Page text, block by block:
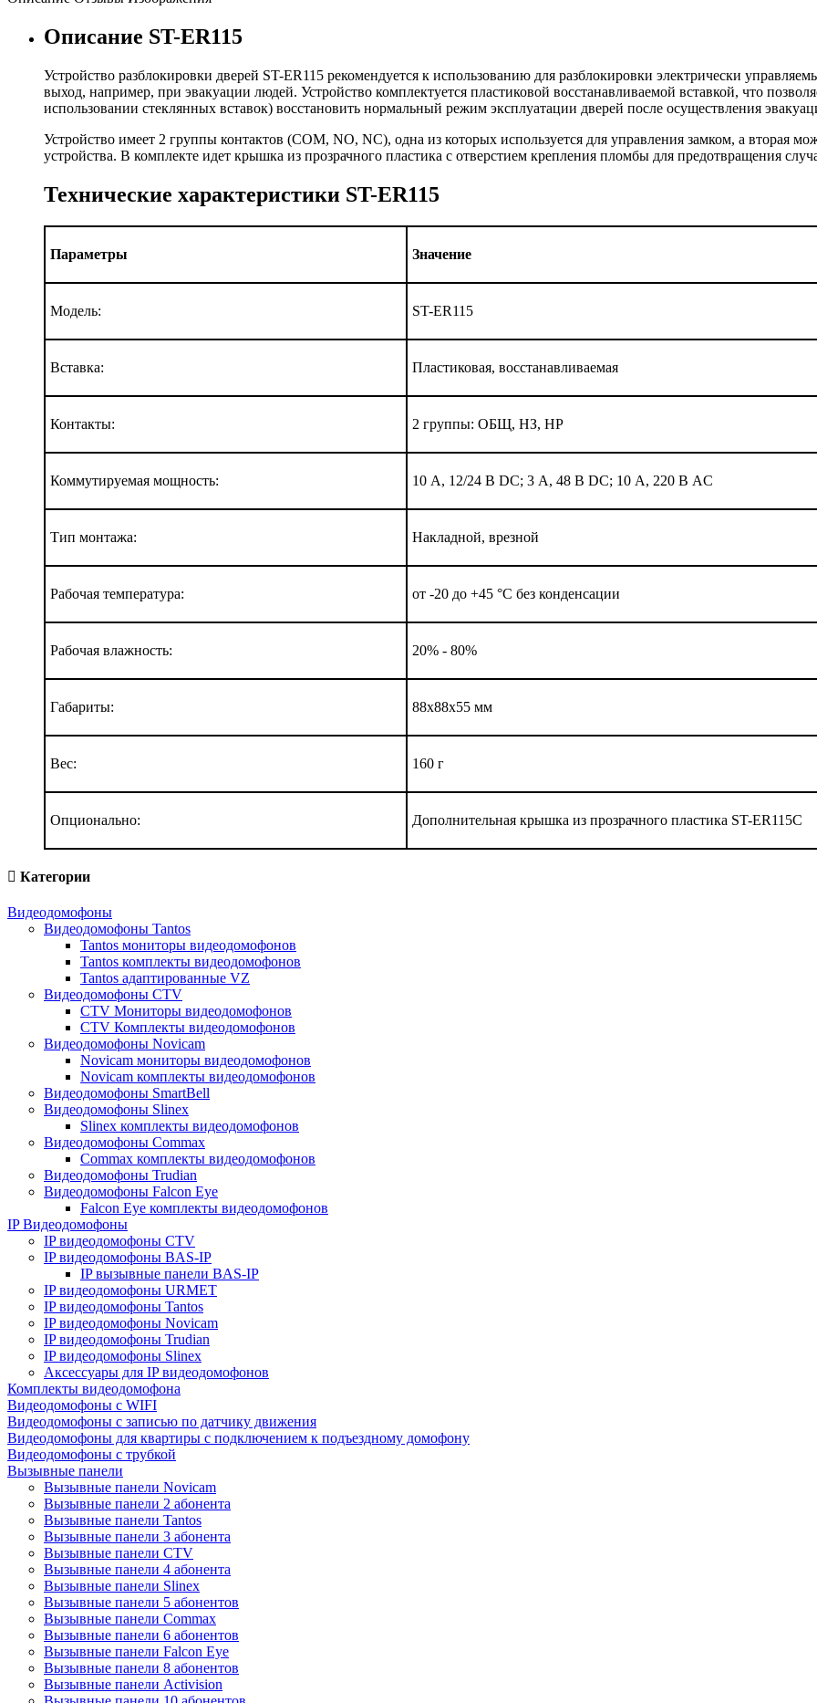
Описание ST-ER115
Устройство разблокировки дверей ST-ER115 рекомендуется к использованию для разблокировки электрически
выход, например, при эвакуации людей. Устройство комплектуется пластиковой восстанавливаемой вставкой, что
использовании стеклянных вставок) восстановить нормальный режим эксплуатации дверей после осуществления
Устройство имеет 2 группы контактов (COM, NO, NC), одна из которых используется для управления замком, а вторая
устройства. В комплекте идет крышка из прозрачного пластика с отверстием крепления пломбы для предотвращения
Технические характеристики ST-ER115
Параметры Значение
Модель: ST-ER115
Вставка: Пластиковая, восстанавливаемая
Контакты: 2 группы: ОБЩ, НЗ, НР
Коммутируемая мощность: 10 А, 12/24 В DC; 3 А, 48 В DC; 10 А, 220 В AC
Тип монтажа: Накладной, врезной
Рабочая температура: от -20 до +45 °С без конденсации
Рабочая влажность: 20% - 80%
Габариты: 88х88х55 мм
Вес: 160 г
Опционально: Дополнительная крышка из прозрачного пластика ST-ER115С
Категории
Видеодомофоны
Видеодомофоны Tantos
Tantos мониторы видеодомофонов
Tantos комплекты видеодомофонов
Tantos адаптированные VZ
Видеодомофоны CTV
CTV Мониторы видеодомофонов
CTV Комплекты видеодомофонов
Видеодомофоны Novicam
Novicam мониторы видеодомофонов
Novicam комплекты видеодомофонов
Видеодомофоны SmartBell
Видеодомофоны Slinex
Slinex комплекты видеодомофонов
Видеодомофоны Commax
Commax комплекты видеодомофонов
Видеодомофоны Trudian
Видеодомофоны Falcon Eye
Falcon Eye комплекты видеодомофонов
IP Видеодомофоны
IP видеодомофоны CTV
IP видеодомофоны BAS-IP
IP вызывные панели BAS-IP
IP видеодомофоны URMET
IP видеодомофоны Tantos
IP видеодомофоны Novicam
IP видеодомофоны Trudian
IP видеодомофоны Slinex
Аксессуары для IP видеодомофонов
Комплекты видеодомофона
Видеодомофоны с WIFI
Видеодомофоны с записью по датчику движения
Видеодомофоны для квартиры с подключением к подъездному домофону
Видеодомофоны с трубкой
Вызывные панели
Вызывные панели Novicam
Вызывные панели 2 абонента
Вызывные панели Tantos
Вызывные панели 3 абонента
Вызывные панели CTV
Вызывные панели 4 абонента
Вызывные панели Slinex
Вызывные панели 5 абонентов
Вызывные панели Commax
Вызывные панели 6 абонентов
Вызывные панели Falcon Eye
Вызывные панели 8 абонентов
Вызывные панели Activision